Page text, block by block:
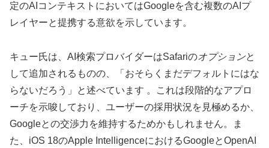
定のAIコンテキストにおいてはGoogleを含む複数のAIプ
レイヤーと提携する意欲を示しています。
キュー氏は、AI検索プロバイダーはSafariのオプションと
して追加されるものの、「おそらくまだデフォルトにはな
らないだろう」と述べています 。これは段階的なアプロ
ーチを示唆しており、ユーザーの採用状況を見極めるか、
Googleとの交渉力を維持するためかもしれません。ま
た、iOS 18のApple IntelligenceにおけるGoogleとOpenAI